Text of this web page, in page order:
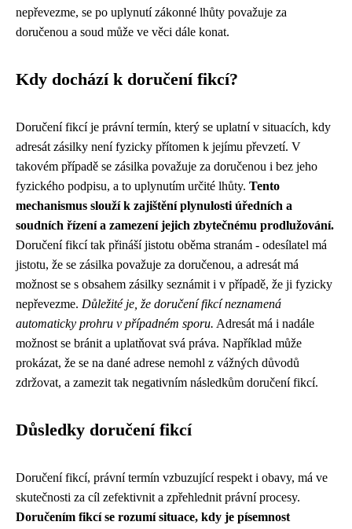
nepřevezme, se po uplynutí zákonné lhůty považuje za
doručenou a soud může ve věci dále konat.
Kdy dochází k doručení fikcí?
Doručení fikcí je právní termín, který se uplatní v situacích, kdy
adresát zásilky není fyzicky přítomen k jejímu převzetí. V
takovém případě se zásilka považuje za doručenou i bez jeho
fyzického podpisu, a to uplynutím určité lhůty. Tento
mechanismus slouží k zajištění plynulosti úředních a
soudních řízení a zamezení jejich zbytečnému prodlužování.
Doručení fikcí tak přináší jistotu oběma stranám - odesílatel má
jistotu, že se zásilka považuje za doručenou, a adresát má
možnost se s obsahem zásilky seznámit i v případě, že ji fyzicky
nepřevezme. Důležité je, že doručení fikcí neznamená
automaticky prohru v případném sporu. Adresát má i nadále
možnost se bránit a uplatňovat svá práva. Například může
prokázat, že se na dané adrese nemohl z vážných důvodů
zdržovat, a zamezit tak negativním následkům doručení fikcí.
Důsledky doručení fikcí
Doručení fikcí, právní termín vzbuzující respekt i obavy, má ve
skutečnosti za cíl zefektivnit a zpřehlednit právní procesy.
Doručením fikcí se rozumí situace, kdy je písemnost